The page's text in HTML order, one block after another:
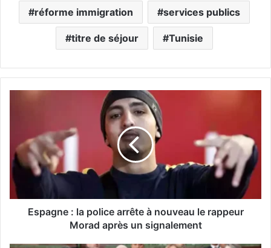
réforme immigration services publics
titre de séjour Tunisie
n
l
Espagne : la police arrête à nouveau le rappeur
Morad après un signalement